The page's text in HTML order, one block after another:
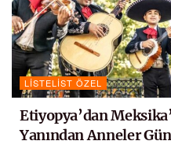
LISTELIST ÖZEL
Etiyopya’dan
Yanından Anneler